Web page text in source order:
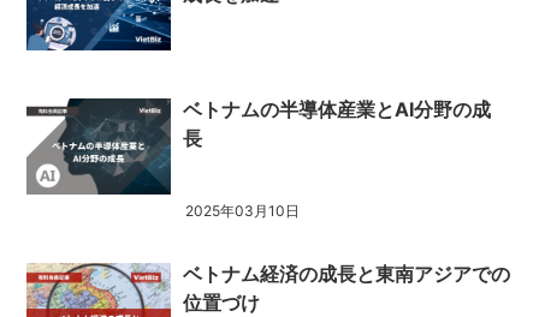
ベトナムの半導体産業とAI分野の成
長
2025年03月10日
ベトナム経済の成長と東南アジアでの
位置づけ